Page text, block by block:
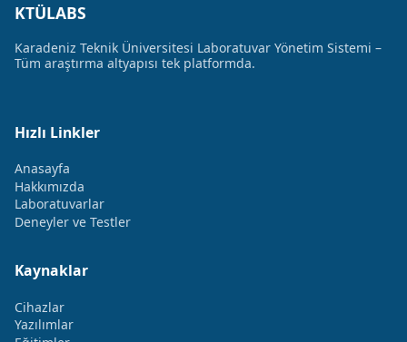
KTÜLABS
Karadeniz Teknik Üniversitesi Laboratuvar Yönetim Sistemi –
Tüm araştırma altyapısı tek platformda.
Hızlı Linkler
Anasayfa
Hakkımızda
Laboratuvarlar
Deneyler ve Testler
Kaynaklar
Cihazlar
Yazılımlar